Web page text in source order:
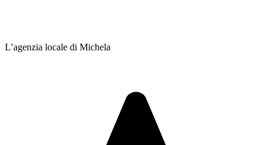
L’agenzia locale di Michela